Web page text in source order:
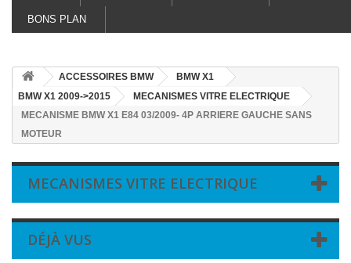
BONS PLAN
ACCESSOIRES BMW
BMW X1
BMW X1 2009->2015
MECANISMES VITRE ELECTRIQUE
MECANISME BMW X1 E84 03/2009- 4P ARRIERE GAUCHE SANS
MOTEUR
MECANISMES VITRE ELECTRIQUE
DÉJÀ VUS